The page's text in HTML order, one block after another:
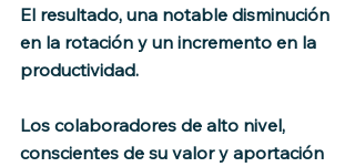
El resultado, una notable disminución
en la rotación y un incremento en la
productividad.
Los colaboradores de alto nivel,
conscientes de su valor y aportación